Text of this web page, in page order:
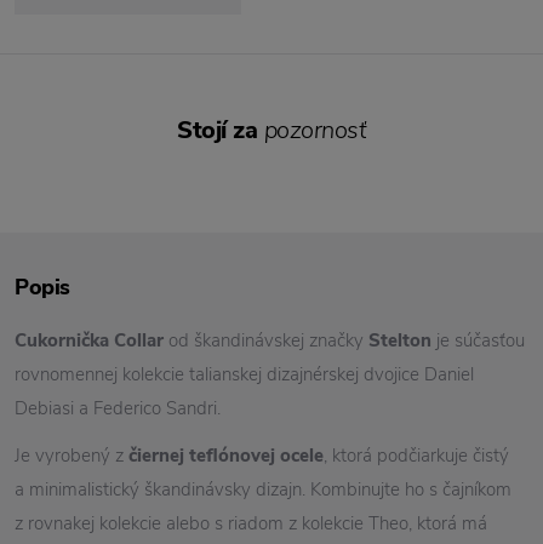
Popis
Cukornička Collar od škandinávskej značky Stelton je súčasťou
rovnomennej kolekcie talianskej dizajnérskej dvojice Daniel
Debiasi a Federico Sandri.
Je vyrobený z čiernej teflónovej ocele, ktorá podčiarkuje čistý
a minimalistický škandinávsky dizajn. Kombinujte ho s čajníkom
z rovnakej kolekcie alebo s riadom z kolekcie Theo, ktorá má
Stojí za pozornosť